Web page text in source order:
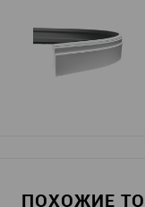
ПОХОЖИЕ